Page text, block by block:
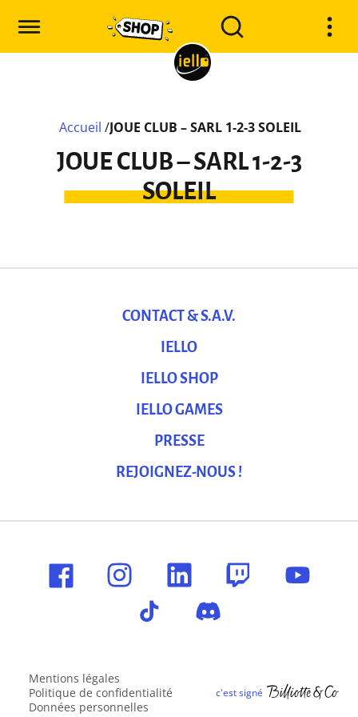
Accueil /JOUE CLUB – SARL 1-2-3 SOLEIL
JOUE CLUB – SARL 1-2-3
SOLEIL
CONTACT & S.A.V.
IELLO
IELLO SHOP
IELLO GAMES
PRESSE
REJOIGNEZ-NOUS !
Mentions légales
Politique de confidentialité
Données personnelles